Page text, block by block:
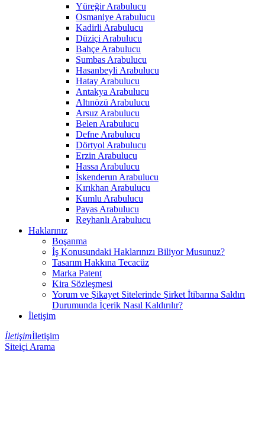
Yüreğir Arabulucu
Osmaniye Arabulucu
Kadirli Arabulucu
Düziçi Arabulucu
Bahçe Arabulucu
Sumbas Arabulucu
Hasanbeyli Arabulucu
Hatay Arabulucu
Antakya Arabulucu
Altınözü Arabulucu
Arsuz Arabulucu
Belen Arabulucu
Defne Arabulucu
Dörtyol Arabulucu
Erzin Arabulucu
Hassa Arabulucu
İskenderun Arabulucu
Kırıkhan Arabulucu
Kumlu Arabulucu
Payas Arabulucu
Reyhanlı Arabulucu
Haklarınız
Boşanma
İş Konusundaki Haklarınızı Biliyor Musunuz?
Tasarım Hakkına Tecacüz
Marka Patent
Kira Sözleşmesi
Yorum ve Şikayet Sitelerinde Şirket İtibarına Saldırı
Durumunda İçerik Nasıl Kaldırılır?
İletişim
İletişimİletişim
Siteiçi Arama